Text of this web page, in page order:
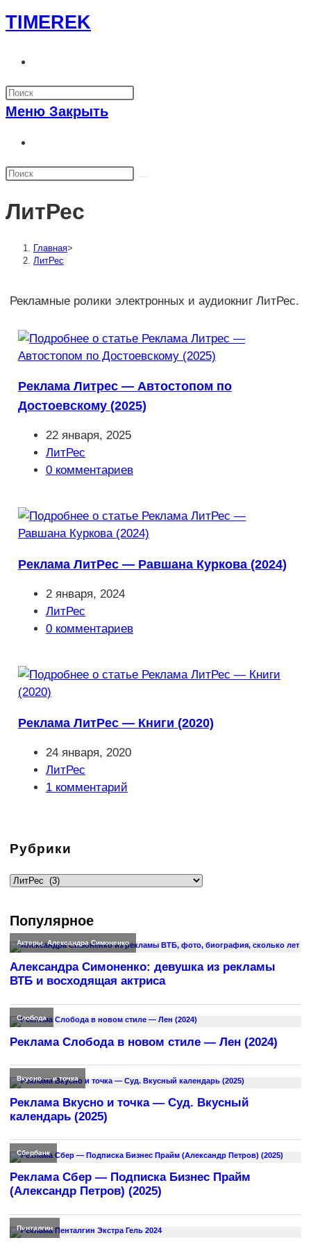
Перейти
к
TIMEREK
по
веб-
Меню Закрыть
по
сайту
ЛитРес
Главная>
ЛитРес
Рекламные ролики электронных и аудиокниг ЛитРес.
Реклама Литрес — Автостопом по
Достоевскому (2025)
Запись
опубликована:
22 января, 2025
Рубрика
записи:
ЛитРес
Комментарии
0 комментариев
Реклама ЛитРес — Равшана Куркова (2024)
Запись
опубликована:
2 января, 2024
Рубрика
записи:
ЛитРес
Комментарии
0 комментариев
Реклама ЛитРес — Книги (2020)
Запись
опубликована:
24 января, 2020
Рубрика
записи:
ЛитРес
Комментарии
1 комментарий
Рубрики
Рубрики
Популярное
Актеры,Александра Симоненко
Александра Симоненко: девушка из рекламы
ВТБ и восходящая актриса
Слобода
Реклама Слобода в новом стиле — Лен (2024)
Вкусно — и точка
Реклама Вкусно и точка — Суд. Вкусный
календарь (2025)
Сбербанк
Реклама Сбер — Подписка Бизнес Прайм
(Александр Петров) (2025)
Пенталгин